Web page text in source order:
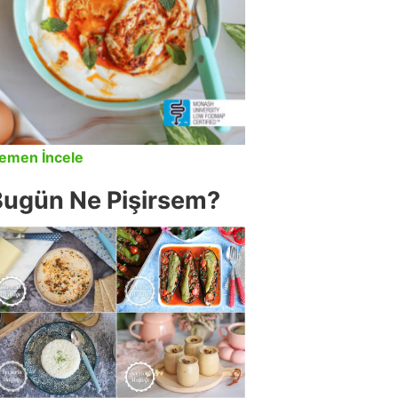
İncele
Ne Pişirsem?